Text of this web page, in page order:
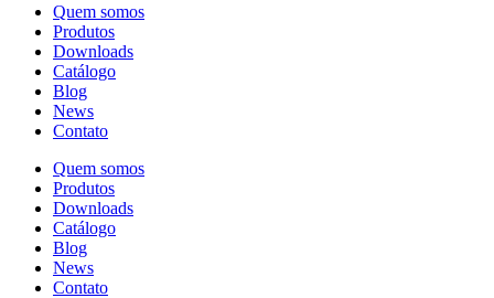
Quem somos
Produtos
Downloads
Catálogo
Blog
News
Contato
Quem somos
Produtos
Downloads
Catálogo
Blog
News
Contato